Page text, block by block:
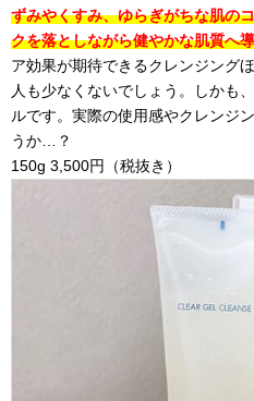
ずみやくすみ、ゆらぎがちな肌の
クを落としながら健やかな肌質へ
ア効果が期待できるクレンジング
人も少なくないでしょう。しかも
ルです。実際の使用感やクレンジ
うか…？
150g 3,500円（税抜き）